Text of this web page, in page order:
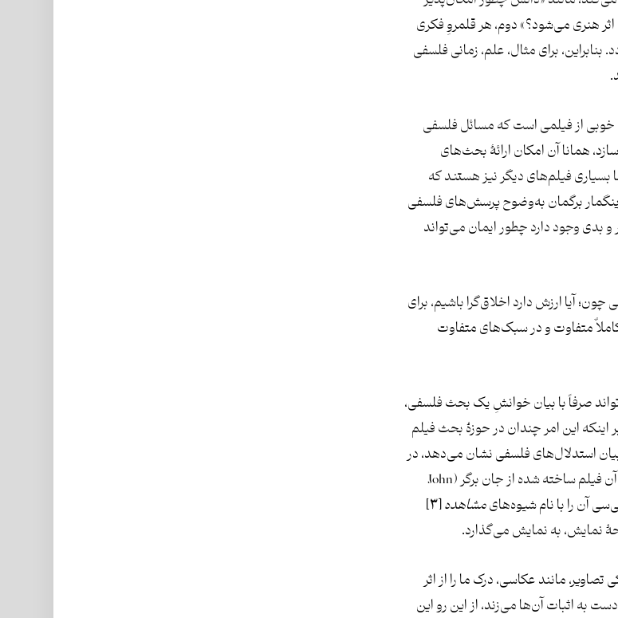
هنری می‌شود؟» دوم، هر قلمروِ فکری
برای مثال، علم، زمانی فلسفی
خوبی از فیلمی است که مسائل فلسفی
همانا آن امکان ارائۀ بحث‌های
فیلسوفان شده است.(برای نمونه مقالات در گراو ۲۰۰۵). اما بسیاری فیلم‌های دیگر نیز هستند که
اینگمار برگمان به‌وضوح پرسش‌های فلسفی
بدی وجود دارد چطور ایمان می‌تواند
آیا ارزش دارد اخلاق‌گرا باشیم، برای
متفاوت و در سبک‌های متفاوت
صرفاً با بیان خوانشِ یک بحث فلسفی،
اینکه این امر چندان در حوزۀ بحث فیلم
بیان استدلال‌های فلسفی نشان می‌دهد، در
واقع به‌عنوان نمونه‌ای واقعی از فلسفه در فیلم انگاشته می‌شود. نمونۀ آن فیلم ساخته شده از جان برگر (John
مشاهده[۳]
مانند عکاسی، درک ما را از اثر
به اثبات آن‌ها می‌زند، از این رو این